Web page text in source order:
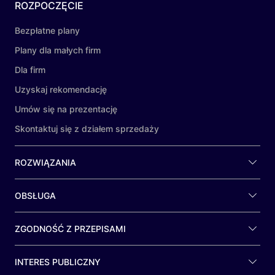
ROZPOCZĘCIE
Bezpłatne plany
Plany dla małych firm
Dla firm
Uzyskaj rekomendację
Umów się na prezentację
Skontaktuj się z działem sprzedaży
ROZWIĄZANIA
OBSŁUGA
ZGODNOŚĆ Z PRZEPISAMI
INTERES PUBLICZNY